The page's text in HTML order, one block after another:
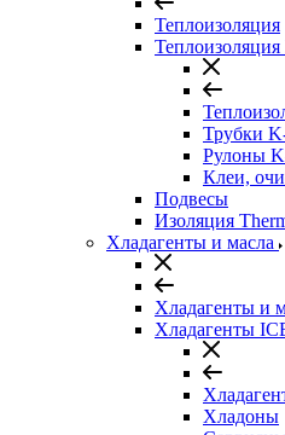
Теплоизоляция
Трубки
Рулоны
Клеи,
Подвесы
Изоляция
Хладагенты и масла
Хладагенты и
Хладагенты
Хладоны